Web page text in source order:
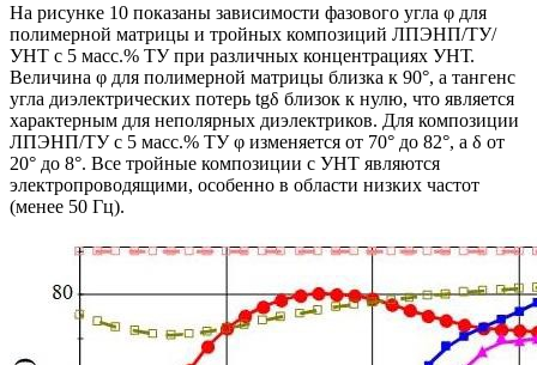
На рисунке 10 показаны зависимости фазового угла φ для
полимерной матрицы и тройных композиций ЛПЭНП/ТУ/
УНТ с 5 масс.% ТУ при различных концентрациях УНТ.
Величина φ для полимерной матрицы близка к 90°, а тангенс
угла диэлектрических потерь tgδ близок к нулю, что является
характерным для неполярных диэлектриков. Для композиции
ЛПЭНП/ТУ с 5 масс.% ТУ φ изменяется от 70° до 82°, а δ от
20° до 8°. Все тройные композиции с УНТ являются
электропроводящими, особенно в области низких частот
(менее 50 Гц).